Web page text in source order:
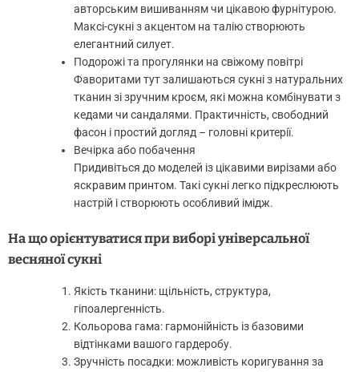
авторським вишиванням чи цікавою фурнітурою.
Максі-сукні з акцентом на талію створюють
елегантний силует.
Подорожі та прогулянки на свіжому повітрі
Фаворитами тут залишаються сукні з натуральних
тканин зі зручним кроєм, які можна комбінувати з
кедами чи сандалями. Практичність, свободний
фасон і простий догляд – головні критерії.
Вечірка або побачення
Придивіться до моделей із цікавими вирізами або
яскравим принтом. Такі сукні легко підкреслюють
настрій і створюють особливий імідж.
На що орієнтуватися при виборі універсальної
весняної сукні
Якість тканини: щільність, структура,
гіпоалергенність.
Кольорова гама: гармонійність із базовими
відтінками вашого гардеробу.
Зручність посадки: можливість коригування за